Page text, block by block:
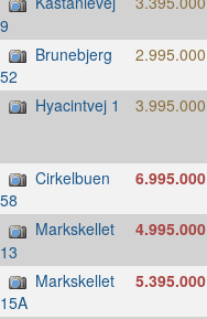
9
Brunebjerg
52
2.995.000
Hyacintvej 1
3.995.000
Cirkelbuen
58
6.995.000
Markskellet
13
4.995.000
Markskellet
15A
5.395.000